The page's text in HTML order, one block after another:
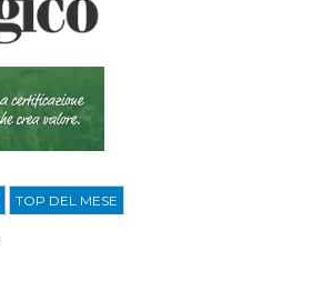
TOP DEL MESE